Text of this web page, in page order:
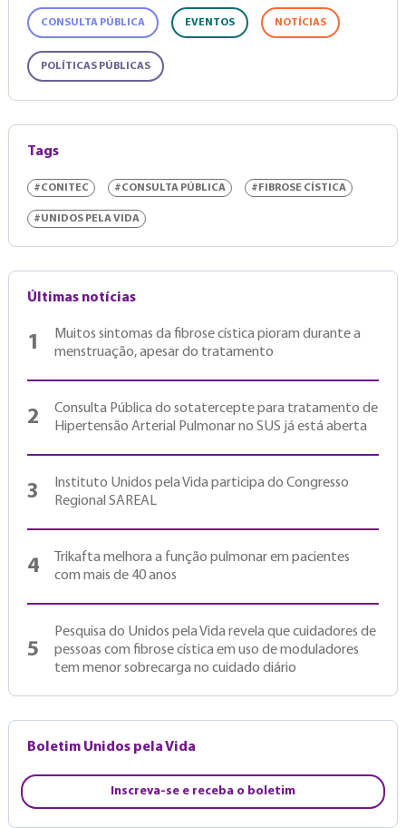
CONSULTA PÚBLICA EVENTOS NOTÍCIAS
POLÍTICAS PÚBLICAS
Tags
#CONITEC #CONSULTA PÚBLICA #FIBROSE CÍSTICA
#UNIDOS PELA VIDA
Últimas notícias
1
Muitos sintomas da fibrose cística pioram durante a
menstruação, apesar do tratamento
2
Consulta Pública do sotatercepte para tratamento de
Hipertensão Arterial Pulmonar no SUS já está aberta
3
Instituto Unidos pela Vida participa do Congresso
Regional SAREAL
4
Trikafta melhora a função pulmonar em pacientes
com mais de 40 anos
5
Pesquisa do Unidos pela Vida revela que cuidadores de
pessoas com fibrose cística em uso de moduladores
tem menor sobrecarga no cuidado diário
Boletim Unidos pela Vida
Inscreva-se e receba o boletim